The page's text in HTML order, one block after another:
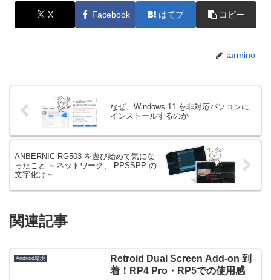
X Facebook はてブ コピー
tarmino
なぜ、Windows 11 を非対応パソコンに
インストールするのか
ANBERNIC RG503 を遊び始めて気にな
ったこと ～ネットワーク、 PPSSPP の
文字化け～
関連記事
Android環境
Retroid Dual Screen Add-on 到
着！RP4 Pro・RP5での使用感